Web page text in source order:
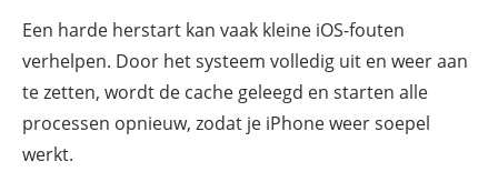
Een harde herstart kan vaak kleine iOS-fouten
verhelpen. Door het systeem volledig uit en weer aan
te zetten, wordt de cache geleegd en starten alle
processen opnieuw, zodat je iPhone weer soepel
werkt.